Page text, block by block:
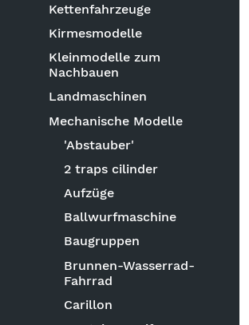
Kettenfahrzeuge
Kirmesmodelle
Kleinmodelle zum
Nachbauen
Landmaschinen
Mechanische Modelle
'Abstauber'
2 traps cilinder
Aufzüge
Ballwurfmaschine
Baugruppen
Brunnen-Wasserrad-
Fahrrad
Carillon